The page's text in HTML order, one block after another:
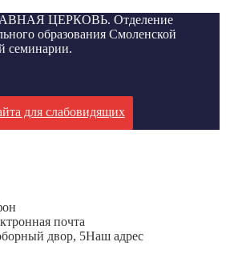
ЦЕРКОВЬ. Отделение
образования Смоленской
семинарии.
для слабовидящих
почта
двор, 5Наш адрес